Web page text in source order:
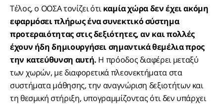
Τέλος, ο ΟΟΣΑ τονίζει ότικαμία χώρα δεν έχει ακόμη
εφαρμόσει πλήρως ένα συνεκτικό σύστημα
προτεραιότητας στις δεξιότητες, αν και πολλές
έχουν ήδη δημιουργήσει σημαντικά θεμέλια προς
την κατεύθυνση αυτή. Η πρόοδος διαφέρει μεταξύ
των χωρών, με διαφορετικά πλεονεκτήματα στα
συστήματα μάθησης, την αναγνώριση δεξιοτήτων και
τη θεσμική στήριξη, υπογραμμίζοντας ότι δεν υπάρχει